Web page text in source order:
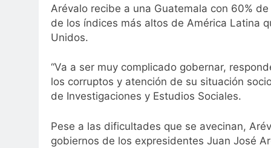
Arévalo recibe a una Guatemala con 60%
de los índices más altos de América Latina
Unidos.
“Va a ser muy complicado gobernar,
los corruptos y atención de su situación
de Investigaciones y Estudios Sociales.
Pese a las dificultades que se avecinan,
gobiernos de los expresidentes Juan José